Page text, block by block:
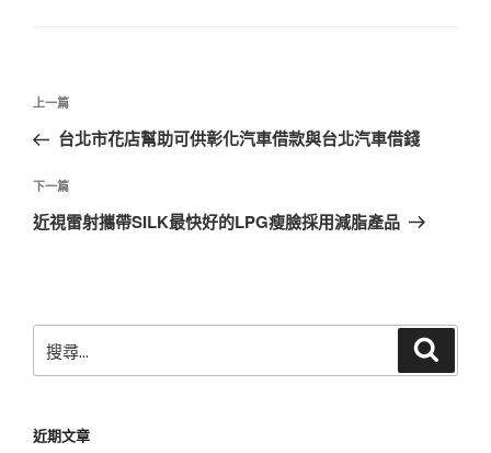
文
導
覽
上
一
文
章
上一篇
台北市花店幫助可供彰化汽車借款與台北汽車借錢
下
一
下一篇
近視雷射攜帶SILK最快好的LPG瘦臉採用減脂產品
尋
字:
近期文章